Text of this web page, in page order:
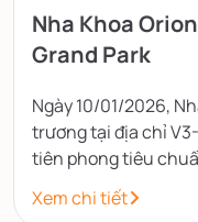
Nha Khoa
Grand Park
Ngày 10/01/2026,
trương tại địa chỉ
tiên phong tiêu
mang đến trải
hiệu quả.
Xem chi tiết